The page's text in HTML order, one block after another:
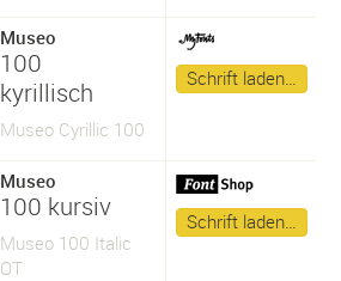
Museo
100
kyrillisch
Museo Cyrillic 100
Schrift laden…
Museo
100 kursiv
Museo 100 Italic
OT
Schrift laden…